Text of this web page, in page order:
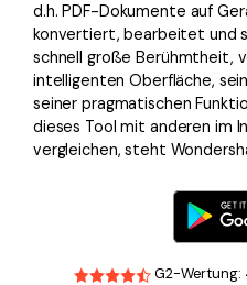
d.h. PDF-Dokumente auf
konvertiert, bearbeitet und
schnell große Berühmtheit,
intelligenten Oberfläche,
seiner pragmatischen
dieses Tool mit anderen im
vergleichen, steht
G2-Wertung: